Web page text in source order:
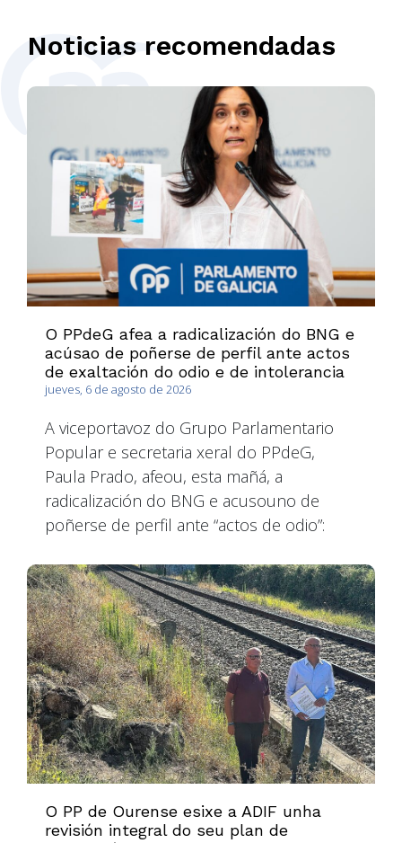
Noticias recomendadas
O PPdeG afea a radicalización do BNG e
acúsao de poñerse de perfil ante actos
de exaltación do odio e de intolerancia
jueves, 6 de agosto de 2026
A viceportavoz do Grupo Parlamentario
Popular e secretaria xeral do PPdeG,
Paula Prado, afeou, esta mañá, a
radicalización do BNG e acusouno de
poñerse de perfil ante “actos de odio”:
O PP de Ourense esixe a ADIF unha
revisión integral do seu plan de